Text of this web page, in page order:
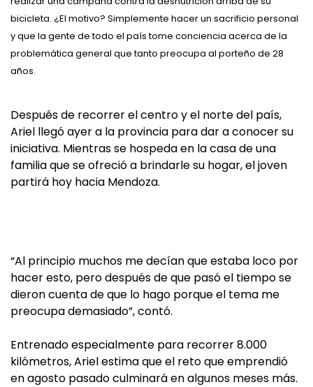
bicicleta. ¿El motivo? Simplemente hacer un sacrificio personal
y que la gente de todo el país tome conciencia acerca de la
problemática general que tanto preocupa al porteño de 28
años.
Después de recorrer el centro y el norte del país,
Ariel llegó ayer a la provincia para dar a conocer su
iniciativa. Mientras se hospeda en la casa de una
familia que se ofreció a brindarle su hogar, el joven
partirá hoy hacia Mendoza.
“Al principio muchos me decían que estaba loco por
hacer esto, pero después de que pasó el tiempo se
dieron cuenta de que lo hago porque el tema me
preocupa demasiado”, contó.
Entrenado especialmente para recorrer 8.000
kilómetros, Ariel estima que el reto que emprendió
en agosto pasado culminará en algunos meses más.